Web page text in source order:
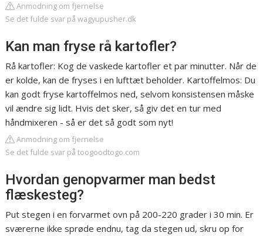
Anmodning om fjernelse
Se det fulde svar på wagyupusher.dk
Kan man fryse rå kartofler?
Rå kartofler: Kog de vaskede kartofler et par minutter. Når de
er kolde, kan de fryses i en lufttæt beholder. Kartoffelmos: Du
kan godt fryse kartoffelmos ned, selvom konsistensen måske
vil ændre sig lidt. Hvis det sker, så giv det en tur med
håndmixeren - så er det så godt som nyt!
Anmodning om fjernelse
Se det fulde svar på toogoodtogo.com
Hvordan genopvarmer man bedst
flæskesteg?
Put stegen i en forvarmet ovn på 200-220 grader i 30 min. Er
sværerne ikke sprøde endnu, tag da stegen ud, skru op for